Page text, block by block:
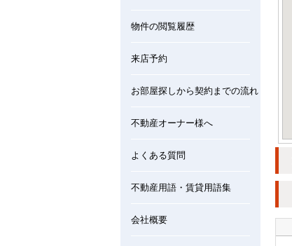
物件の閲覧履歴
来店予約
お部屋探しから契約までの流れ
不動産オーナー様へ
よくある質問
不動産用語・賃貸用語集
会社概要